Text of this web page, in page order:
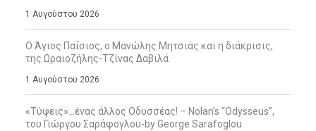
1 Αυγούστου 2026
Ο Άγιος Παΐσιος, ο Μανώλης Μητσιάς και η διάκρισις,
της Ωραιοζήλης-Τζίνας Δαβιλά
1 Αυγούστου 2026
«Τύψεις»…ένας άλλος Οδυσσέας! – Nolan’s “Odysseus”,
του Γιώργου Σαράφογλου-by George Sarafoglou